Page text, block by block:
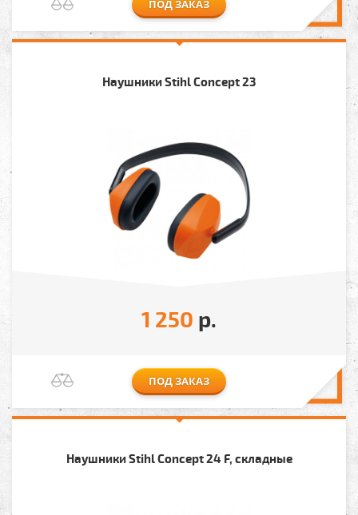
ПОД ЗАКАЗ
Наушники Stihl Concept 23
1 250 р.
ПОД ЗАКАЗ
Наушники Stihl Concept 24 F, складные